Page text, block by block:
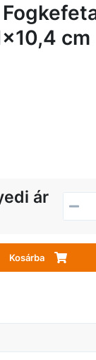
cm
ár
Kosárba